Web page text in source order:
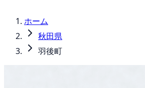
ホーム
秋田県
羽後町